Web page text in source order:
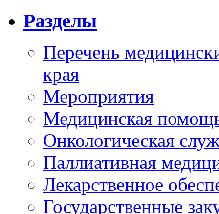
Разделы
Перечень
края
Мероприятия
Медицинская
Онкологическая
Паллиативная
Лекарственное
Государственные